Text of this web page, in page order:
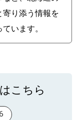
寄り添う情報を
います。
こちら